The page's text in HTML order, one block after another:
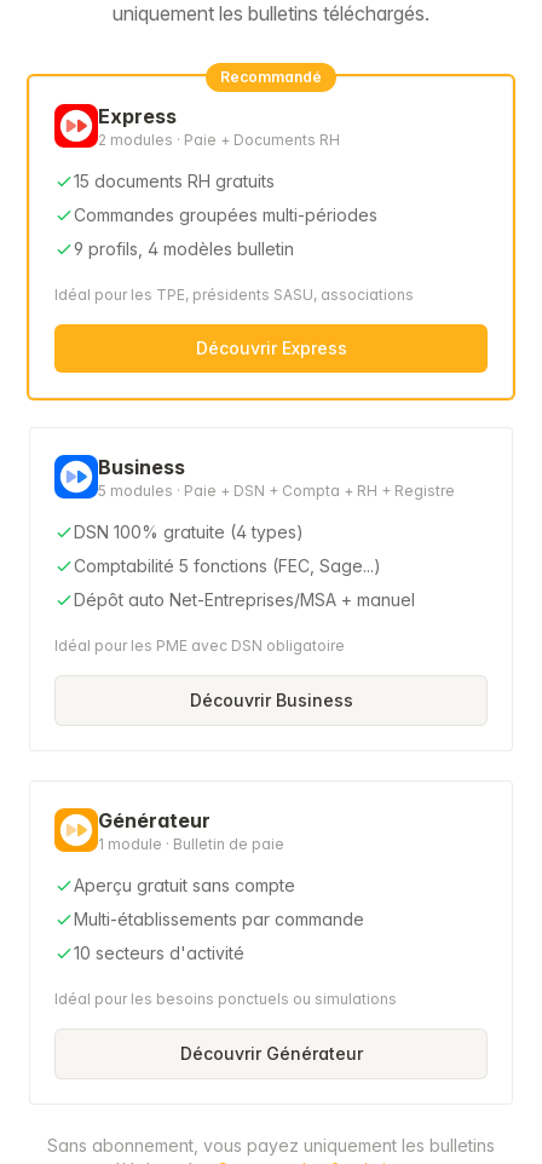
uniquement les bulletins téléchargés.
Recommandé
Express
2 modules · Paie + Documents RH
15 documents RH gratuits
Commandes groupées multi-périodes
9 profils, 4 modèles bulletin
Idéal pour les TPE, présidents SASU, associations
Découvrir Express
Business
5 modules · Paie + DSN + Compta + RH + Registre
DSN 100% gratuite (4 types)
Comptabilité 5 fonctions (FEC, Sage...)
Dépôt auto Net-Entreprises/MSA + manuel
Idéal pour les PME avec DSN obligatoire
Découvrir Business
Générateur
1 module · Bulletin de paie
Aperçu gratuit sans compte
Multi-établissements par commande
10 secteurs d'activité
Idéal pour les besoins ponctuels ou simulations
Découvrir Générateur
Sans abonnement, vous payez uniquement les bulletins